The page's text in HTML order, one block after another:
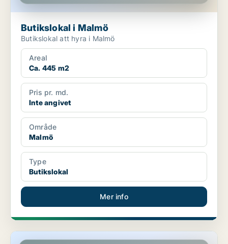
Butikslokal i Malmö
Butikslokal att hyra i Malmö
Areal
Ca. 445 m2
Pris pr. md.
Inte angivet
Område
Malmö
Type
Butikslokal
Mer info
Butikslokal i Malmö, Kirseberg